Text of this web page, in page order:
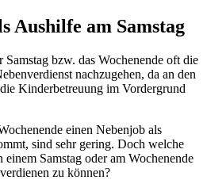
Aushilfe am Samstag
bzw. das Wochenende oft die
nachzugehen, da an den
Kinderbetreuung im Vordergrund
einen Nebenjob als
sind sehr gering. Doch welche
Samstag oder am Wochenende
zu können?